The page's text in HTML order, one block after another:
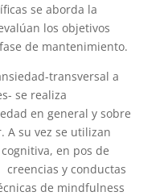
se aborda la
los objetivos
de mantenimiento.
transversal a
se realiza
en general y sobre
A su vez se utilizan
en pos de
y conductas
de mindfulness